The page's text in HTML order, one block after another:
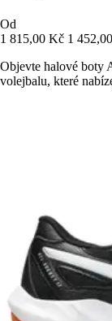
Od
1 815,00 Kč 1
Objevte halové boty
volejbalu, které